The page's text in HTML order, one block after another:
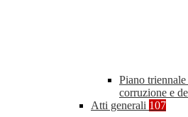
Piano
corruzione e
Atti generali 107